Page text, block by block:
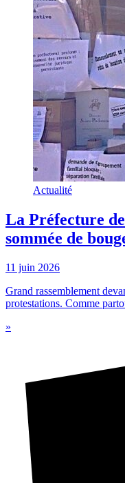
Actualité
La Préfecture
sommée de
11 juin 2026
Grand rassemblement
protestations. Comme
»